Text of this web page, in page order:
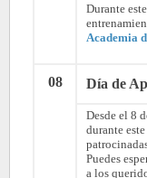
Durante
Academia
08 Día de
Desde el 8
durante
Puedes
a los